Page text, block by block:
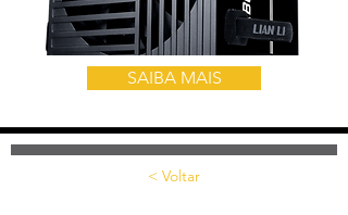
SAIBA MAIS
< Voltar